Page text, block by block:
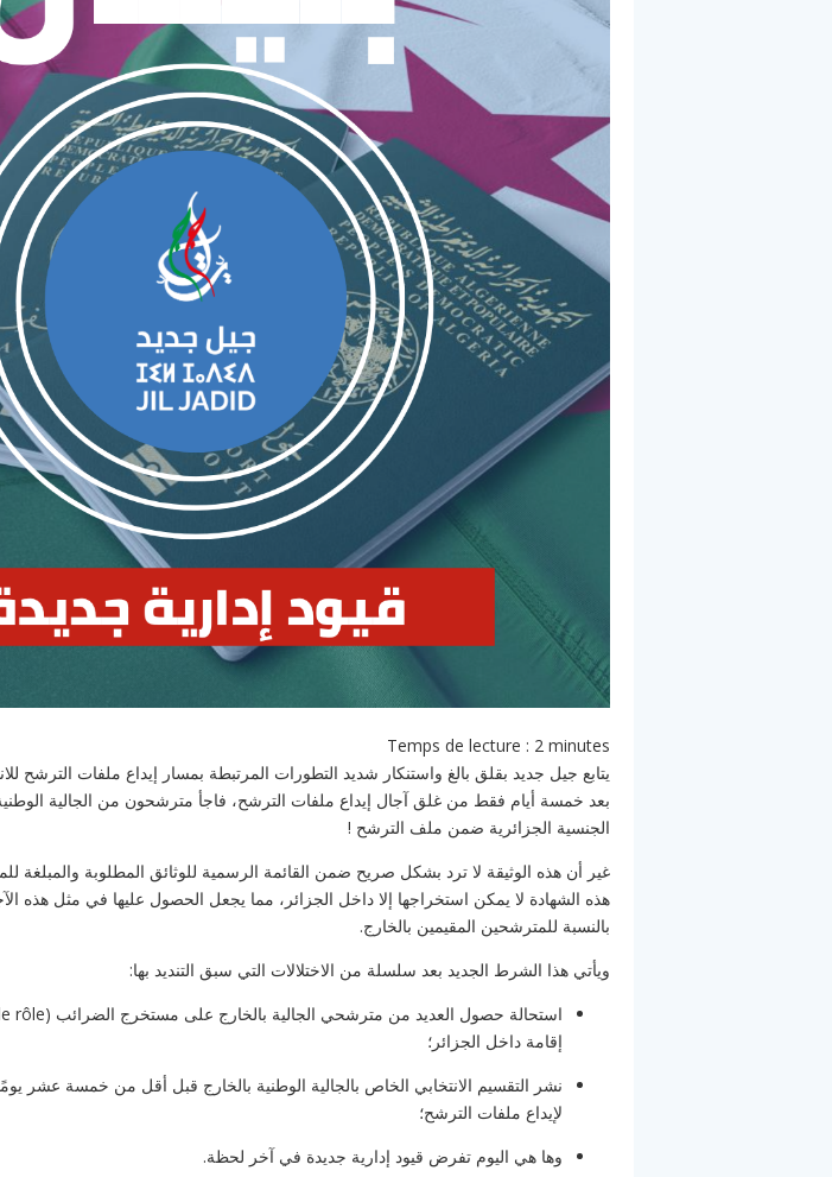
Temps de lecture : 2 minutes
يتابع جيل جديد بقلق بالغ واستنكار شديد التطورات المرتبطة بمسار إيداع ملفات الترشح
بعد خمسة أيام فقط من غلق آجال إيداع ملفات الترشح، فاجأ مترشحون من الجالية
الجنسية الجزائرية ضمن ملف الترشح !
غير أن هذه الوثيقة لا ترد بشكل صريح ضمن القائمة الرسمية للوثائق المطلوبة والمبلغة
هذه الشهادة لا يمكن استخراجها إلا داخل الجزائر، مما يجعل الحصول عليها في مثل هذه
بالنسبة للمترشحين المقيمين بالخارج.
ويأتي هذا الشرط الجديد بعد سلسلة من الاختلالات التي سبق التنديد بها:
إقامة داخل الجزائر؛
نشر التقسيم الانتخابي الخاص بالجالية الوطنية بالخارج قبل أقل من خمسة عشر يومًا
لإيداع ملفات الترشح؛
وها هي اليوم تفرض قيود إدارية جديدة في آخر لحظة.